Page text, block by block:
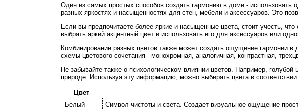
Один из самых простых способов создать гармонию в доме - использовать
разных яркостях и насыщенностях для стен, мебели и аксессуаров. Это
Если вы предпочитаете более яркие и насыщенные цвета, стоит учесть,
выбрать яркий акцентный цвет и использовать его для аксессуаров или
Комбинирование разных цветов также может создать ощущение гармонии
схемы цветового сочетания - монохромная, аналогичная, контрастная,
Не забывайте также о психологическом влиянии цветов. Например,
природе. Используя эту информацию, можно выбирать цвета в
Цвет
Белый
Символ чистоты и света. Создает визуальное ощущение